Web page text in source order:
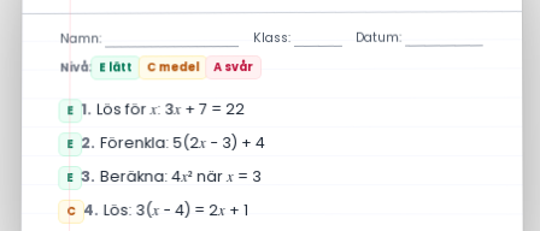
Namn: Klass: Datum:
Nivå: E lätt C medel A svår
E 1. Lös förx: 3x+ 7 = 22
E 2. Förenkla: 5(2x − 3) + 4
E 3. Beräkna: 4x² närx = 3
C 4. Lös: 3(x− 4) = 2x + 1